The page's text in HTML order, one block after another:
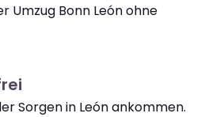
Umzug Bonn León ohne
Sorgen in León ankommen.